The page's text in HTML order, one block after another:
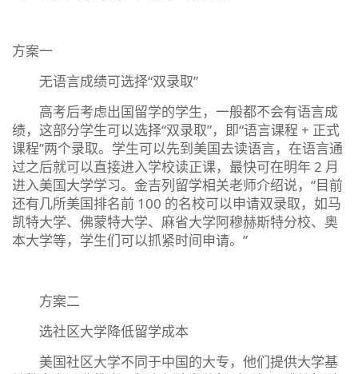
方案一
无语言成绩可选择“双录取”
高考后考虑出国留学的学生，一般都不会有语言成
绩，这部分学生可以选择“双录取”，即“语言课程 + 正式
课程”两个录取。学生可以先到美国去读语言，在语言通
过之后就可以直接进入学校读正课，最快可在明年 2 月
进入美国大学学习。金吉列留学相关老师介绍说，“目前
还有几所美国排名前 100 的名校可以申请双录取，如马
凯特大学、佛蒙特大学、麻省大学阿穆赫斯特分校、奥
本大学等，学生们可以抓紧时间申请。”
方案二
选社区大学降低留学成本
美国社区大学不同于中国的大专，他们提供大学基